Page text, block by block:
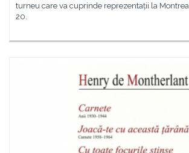
turneu care va cuprinde reprezentații la
20.